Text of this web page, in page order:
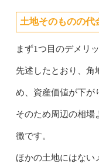
土地そのものの代
まず1つ目のデメリ
先述したとおり、角
め、資産価値が下が
そのため周辺の相場
徴です。
ほかの土地にはない